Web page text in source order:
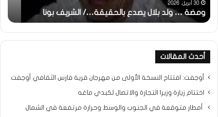
30 أبريل، 2026
ومضة … ولد بلال يصدع بالحقيقة…/ الشريف بونا
أحدث المقالات
أوجفت: افتتاح النسخة الأولى من مهرجان قرية فارس الثقافي أوجفت
اختتام زيارة وزيرا التجارة والاتصال لكبدي ماغه
أمطار متوقعة في الجنوب والوسط وحرارة مرتفعة في الشمال